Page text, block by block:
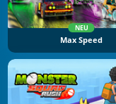
NEU
Max Speed